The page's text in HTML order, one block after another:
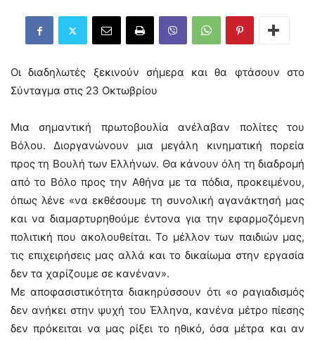
Οι διαδηλωτές ξεκινούν σήμερα και θα φτάσουν στο
Σύνταγμα στις 23 Οκτωβρίου
Μια σημαντική πρωτοβουλία ανέλαβαν πολίτες του
Βόλου. Διοργανώνουν μια μεγάλη κινηματική πορεία
προς τη Βουλή των Ελλήνων. Θα κάνουν όλη τη διαδρομή
από το Βόλο προς την Αθήνα με τα πόδια, προκειμένου,
όπως λένε «να εκθέσουμε τη συνολική αγανάκτησή μας
και να διαμαρτυρηθούμε έντονα για την εφαρμοζόμενη
πολιτική που ακολουθείται. Το μέλλον των παιδιών μας,
τις επιχειρήσεις μας αλλά και το δικαίωμα στην εργασία
δεν τα χαρίζουμε σε κανέναν».
Με αποφασιστικότητα διακηρύσσουν ότι «ο ραγιαδισμός
δεν ανήκει στην ψυχή του Έλληνα, κανένα μέτρο πίεσης
δεν πρόκειται να μας ρίξει το ηθικό, όσα μέτρα και αν